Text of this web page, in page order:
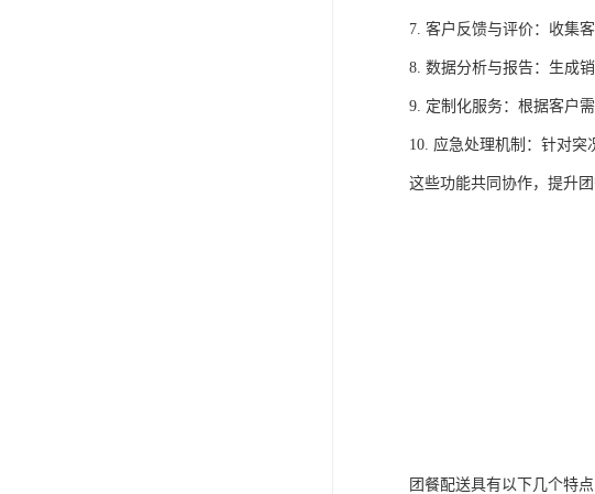
7. 客户反馈与评价：收集
8. 数据分析与报告：生成
9. 定制化服务：根据客户
10. 应急处理机制：针对突
这些功能共同协作，提升
团餐配送具有以下几个特点